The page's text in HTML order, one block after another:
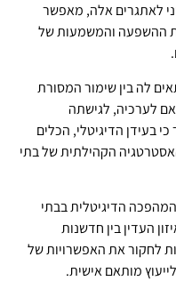
לאתגרים אלה, מאפשר
ההשפעה והמשמעות של
לה בין שימור המסורת
לערכיה, לגישתה
בעידן הדיגיטלי, הכלים
הקהילתית של בתי
הדיגיטלית בבתי
העדין בין חדשנות
לחקור את האפשרויות של
מותאם אישית.